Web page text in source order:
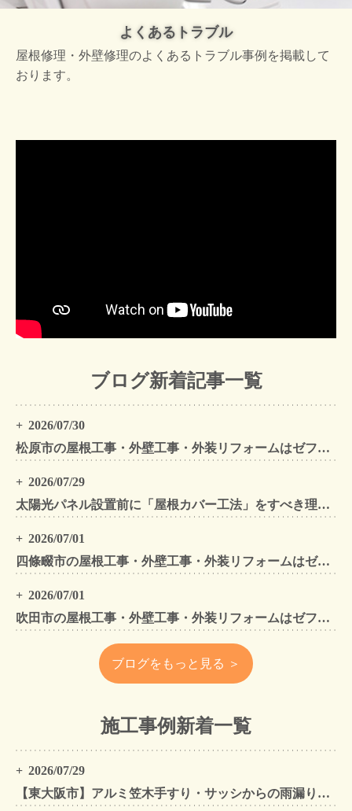
よくあるトラブル
屋根修理・外壁修理のよくあるトラブル事例を掲載して
おります。
ブログ新着記事一覧
2026/07/30
松原市の屋根工事・外壁工事・外装リフォームはゼファン！松原市内の工事事例もご紹介
2026/07/29
太陽光パネル設置前に「屋根カバー工法」をすべき理由！葺き替えとの違いや費用・雨漏り対策をプロが解説
2026/07/01
四條畷市の屋根工事・外壁工事・外装リフォームはゼファン！四條畷内の工事事例もご紹介
2026/07/01
吹田市の屋根工事・外壁工事・外装リフォームはゼファン！吹田市内の工事事例もご紹介
ブログをもっと見る ＞
施工事例新着一覧
2026/07/29
【東大阪市】アルミ笠木手すり・サッシからの雨漏りを解消｜外壁金属サイディングカバー工法